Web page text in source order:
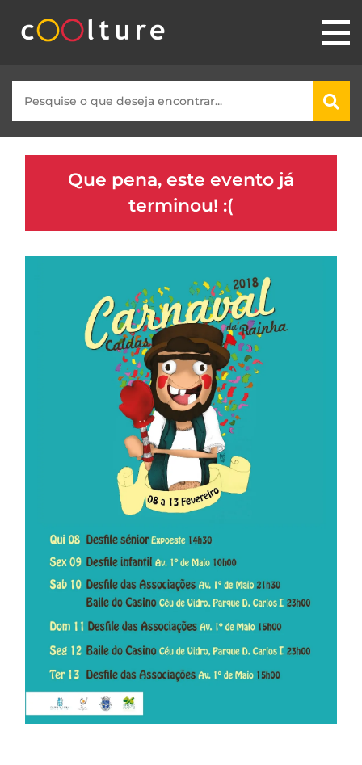
Que pena, este evento já
terminou! :(